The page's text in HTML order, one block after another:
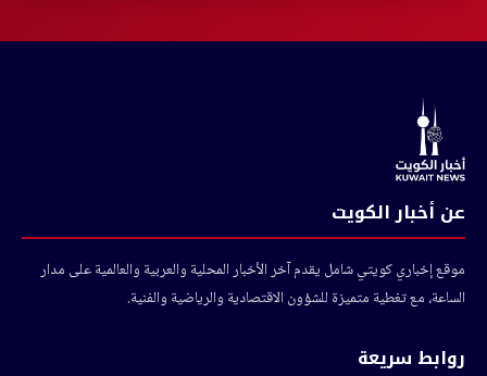
عن أخبار الكويت
موقع إخباري كويتي شامل يقدم آخر الأخبار المحلية والعربية والعالمية على مدار
الساعة، مع تغطية متميزة للشؤون الاقتصادية والرياضية والفنية.
روابط سريعة